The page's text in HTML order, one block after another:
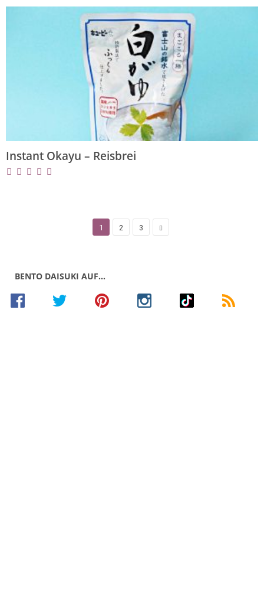
Instant Okayu – Reisbrei
1 2 3
BENTO DAISUKI AUF…